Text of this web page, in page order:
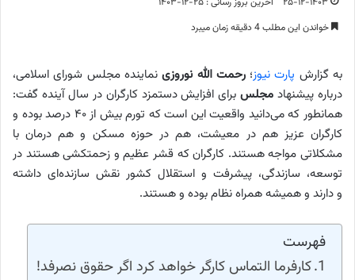
خواندن این مطلب 4 دقیقه زمان میبرد
به گزارش پارت نیوز؛رحمت الله نوروزینماینده مجلس شورای اسلامی،
درباره پیشنهاد مجلسبرای افزایش دستمزد کارگران در سال آینده گفت:
همانطور که می‌دانید واقعیت این است که تورم بیش از ۴۰ درصد بوده و
کارگران عزیز هم در معیشت، هم در حوزه مسکن و هم درمان با
مشکلاتی مواجه هستند. کارگران که قشر عظیم و زحمتکشی هستند در
توسعه، سازندگی، پیشرفت و استقلال کشور نقش سازنده‌ای داشته
و دارند و همیشه همراه نظام بوده و هستند.
فهرست
کارفرما التماس کارگر خواهد کرد اگر حقوق نصرفد!